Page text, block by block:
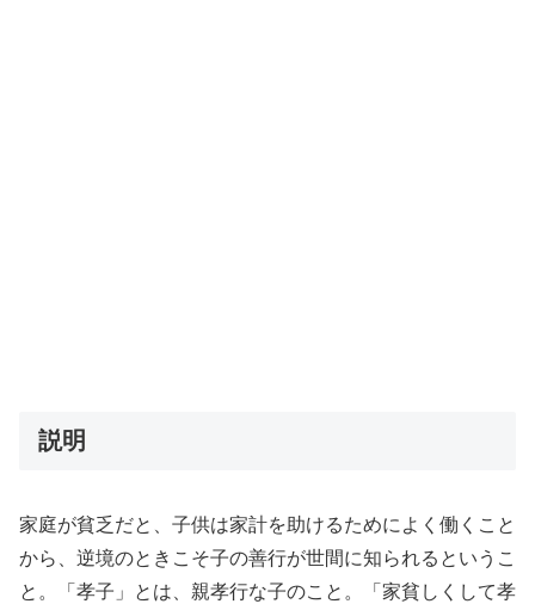
説明
家庭が貧乏だと、子供は家計を助けるためによく働くこと
から、逆境のときこそ子の善行が世間に知られるというこ
と。「孝子」とは、親孝行な子のこと。「家貧しくして孝